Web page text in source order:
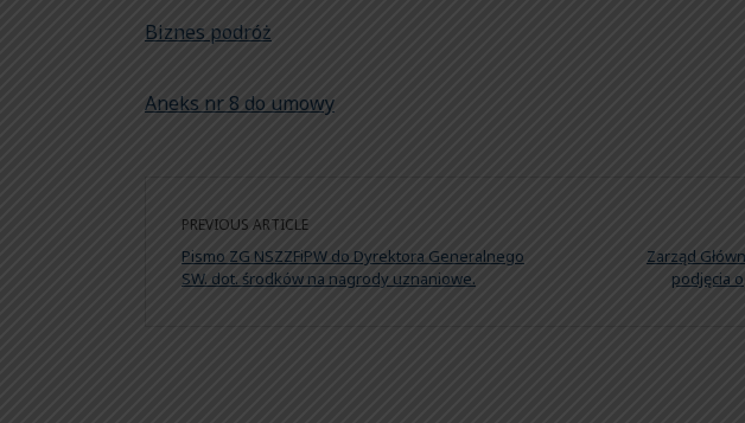
Biznes podróż
Aneks nr 8 do umowy
PREVIOUS ARTICLE
Pismo ZG NSZZFiPW do Dyrektora Generalnego
SW. dot. środków na nagrody uznaniowe.
Zarząd
podjęcia